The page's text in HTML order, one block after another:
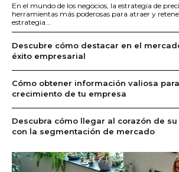
En el mundo de los negocios, la estrategia de
herramientas más poderosas para atraer y
estrategia...
Descubre cómo destacar en el
éxito empresarial
Cómo obtener información valiosa
crecimiento de tu empresa
Descubra cómo llegar al corazón de
con la segmentación de mercado